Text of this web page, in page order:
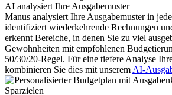
AI analysiert Ihre Ausgabemuster
Manus analysiert Ihre Ausgabemuster in
identifiziert wiederkehrende Rechnungen
erkennt Bereiche, in denen Sie zu viel
Gewohnheiten mit empfohlenen
50/30/20-Regel. Für eine tiefere Analyse
kombinieren Sie dies mit unserem AI-